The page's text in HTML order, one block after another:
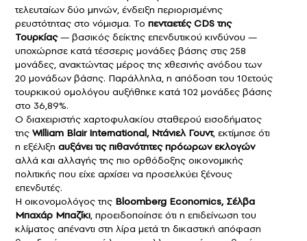
τελευταίων δύο μηνών, ένδειξη περιορισμένης
ρευστότητας στο νόμισμα. Το πενταετές CDS της
Τουρκίας— βασικός δείκτης επενδυτικού κινδύνου —
υποχώρησε κατά τέσσερις μονάδες βάσης στις 258
μονάδες, ανακτώντας μέρος της χθεσινής ανόδου των
20 μονάδων βάσης. Παράλληλα, η απόδοση του 10ετούς
τουρκικού ομολόγου αυξήθηκε κατά 102 μονάδες βάσης
στο 36,89%.
Ο διαχειριστής χαρτοφυλακίου σταθερού εισοδήματος
της William Blair International, Ντάνιελ Γουντ, εκτίμησε ότι
η εξέλιξη αυξάνει τις πιθανότητες πρόωρων εκλογών
αλλά και αλλαγής της πιο ορθόδοξης οικονομικής
πολιτικής που είχε αρχίσει να προσελκύει ξένους
επενδυτές.
Η οικονομολόγος της Bloomberg Economics, Σέλβα
Μπαχάρ Μπαζίκι, προειδοποίησε ότι η επιδείνωση του
κλίματος απέναντι στη λίρα μετά τη δικαστική απόφαση